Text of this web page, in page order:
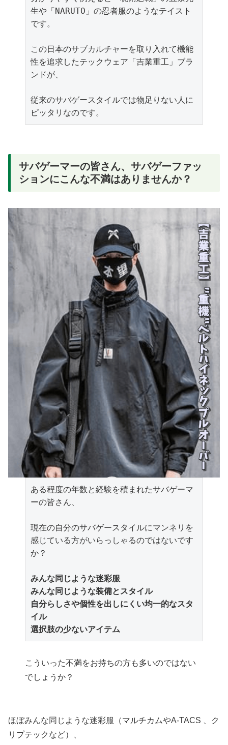
生や「NARUTO」の忍者服のようなテイスト
です。
この日本のサブカルチャーを取り入れて機能
性を追求したテックウェア「吉業重工」ブラ
ンドが、
従来のサバゲースタイルでは物足りない人に
ピッタリなのです。
サバゲーマーの皆さん、サバゲーファッ
ションにこんな不満はありませんか？
ある程度の年数と経験を積まれたサバゲーマ
ーの皆さん、
現在の自分のサバゲースタイルにマンネリを
感じている方がいらっしゃるのではないです
か？
みんな同じような迷彩服
みんな同じような装備とスタイル
自分らしさや個性を出しにくい均一的なスタ
イル
選択肢の少ないアイテム
こういった不満をお持ちの方も多いのではない
でしょうか？
ほぼみんな同じような迷彩服（マルチカムやA-TACS 、ク
リプテックなど）、